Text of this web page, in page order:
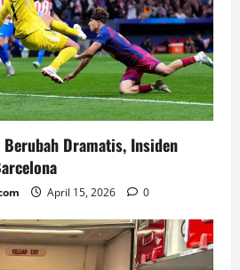
Dramatis, Insiden
April 15, 2026 0